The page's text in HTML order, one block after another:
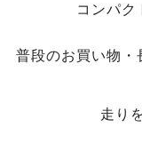
コンパク
普段のお買い物・
走り